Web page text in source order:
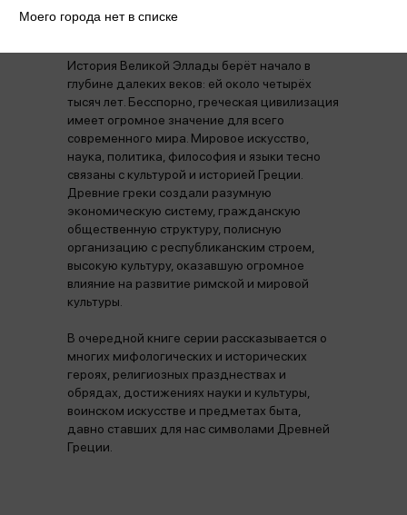
История Великой Эллады берёт начало в
глубине далеких веков: ей около четырёх
тысяч лет. Бесспорно, греческая цивилизация
имеет огромное значение для всего
современного мира. Мировое искусство,
наука, политика, философия и языки тесно
связаны с культурой и историей Греции.
Древние греки создали разумную
экономическую систему, гражданскую
общественную структуру, полисную
организацию с республиканским строем,
высокую культуру, оказавшую огромное
влияние на развитие римской и мировой
культуры.
В очередной книге серии рассказывается о
многих мифологических и исторических
героях, религиозных празднествах и
обрядах, достижениях науки и культуры,
воинском искусстве и предметах быта,
давно ставших для нас символами Древней
Греции.
Моего города нет в списке